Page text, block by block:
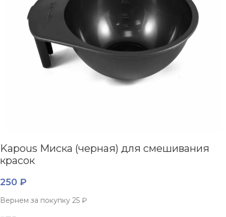
Kapous Миска (черная) для смешивания
красок
250 ₽
Вернем за покупку 25 ₽